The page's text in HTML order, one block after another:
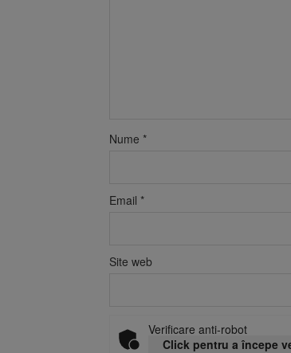
Nume *
Email *
Site web
Verificare anti-robot
Click pentru a începe